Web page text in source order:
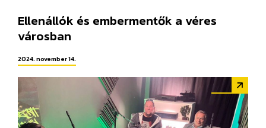
Ellenállók és embermentők a véres
városban
2024. november 14.